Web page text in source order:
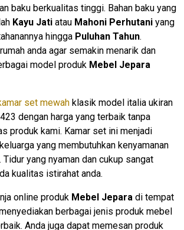
baku berkualitas tinggi. Bahan baku yang
Kayu Jati atau Mahoni Perhutani yang
hingga Puluhan Tahun.
anda agar semakin menarik dan
model produk Mebel Jepara
set mewah klasik model italia ukiran
dengan harga yang terbaik tanpa
produk kami. Kamar set ini menjadi
yang membutuhkan kenyamanan
yang nyaman dan cukup sangat
kualitas istirahat anda.
online produk Mebel Jepara di tempat
berbagai jenis produk mebel
Anda juga dapat memesan produk